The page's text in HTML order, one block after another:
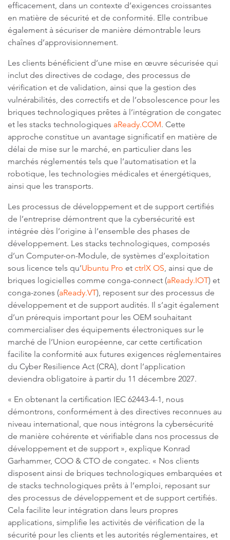
efficacement, dans un contexte d’exigences croissantes
en matière de sécurité et de conformité. Elle contribue
également à sécuriser de manière démontrable leurs
chaînes d’approvisionnement.
Les clients bénéficient d’une mise en œuvre sécurisée qui
inclut des directives de codage, des processus de
vérification et de validation, ainsi que la gestion des
vulnérabilités, des correctifs et de l’obsolescence pour les
briques technologiques prêtes à l’intégration de congatec
et les stacks technologiques aReady.COM. Cette
approche constitue un avantage significatif en matière de
délai de mise sur le marché, en particulier dans les
marchés réglementés tels que l’automatisation et la
robotique, les technologies médicales et énergétiques,
ainsi que les transports.
Les processus de développement et de support certifiés
de l’entreprise démontrent que la cybersécurité est
intégrée dès l’origine à l’ensemble des phases de
développement. Les stacks technologiques, composés
d’un Computer-on-Module, de systèmes d’exploitation
sous licence tels qu’Ubuntu Pro et ctrlX OS, ainsi que de
briques logicielles comme conga-connect (aReady.IOT) et
conga-zones (aReady.VT), reposent sur des processus de
développement et de support audités. Il s’agit également
d’un prérequis important pour les OEM souhaitant
commercialiser des équipements électroniques sur le
marché de l’Union européenne, car cette certification
facilite la conformité aux futures exigences réglementaires
du Cyber Resilience Act (CRA), dont l’application
deviendra obligatoire à partir du 11 décembre 2027.
« En obtenant la certification IEC 62443-4-1, nous
démontrons, conformément à des directives reconnues au
niveau international, que nous intégrons la cybersécurité
de manière cohérente et vérifiable dans nos processus de
développement et de support », explique Konrad
Garhammer, COO & CTO de congatec. « Nos clients
disposent ainsi de briques technologiques embarquées et
de stacks technologiques prêts à l’emploi, reposant sur
des processus de développement et de support certifiés.
Cela facilite leur intégration dans leurs propres
applications, simplifie les activités de vérification de la
sécurité pour les clients et les autorités réglementaires, et